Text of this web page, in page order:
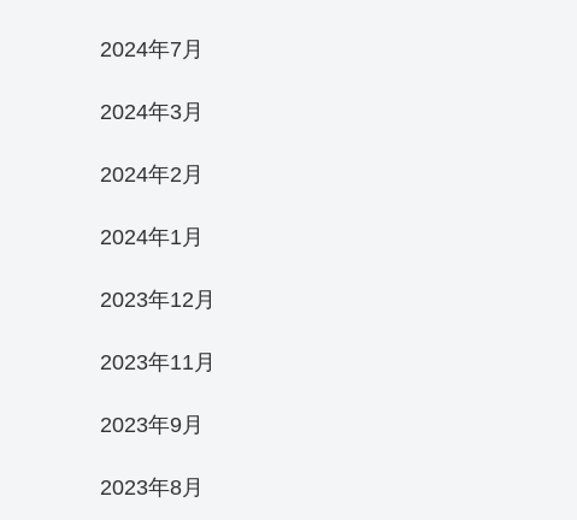
2024年7月
2024年3月
2024年2月
2024年1月
2023年12月
2023年11月
2023年9月
2023年8月